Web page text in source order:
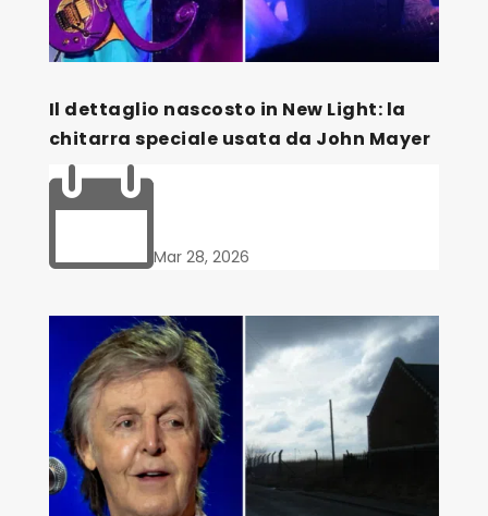
Il dettaglio nascosto in New Light: la
chitarra speciale usata da John Mayer
Mar 28, 2026